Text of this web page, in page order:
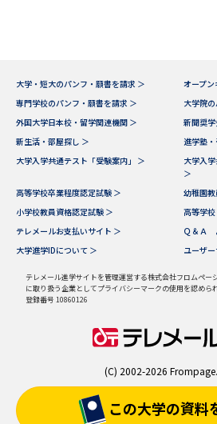
この大学の資料
大学・短大のパンフ・願書を請求 ＞
オープ
専門学校のパンフ・願書を請求 ＞
大学院
外国大学日本校・留学関連機関 ＞
新聞奨
新生活・部屋探し ＞
進学塾
大学入学共通テスト「受験案内」 ＞
大学入
＞
高等学校卒業程度認定試験 ＞
幼稚園
小学校教員資格認定試験 ＞
高等学
テレメールお支払いサイト ＞
Ｑ＆Ａ
大学進学IDについて ＞
ユーザ
テレメール進学サイトを管理運営する株式会社フロムペー
に取り扱う企業としてプライバシーマークの使用を認めら
登録番号 10860126
(C) 2002-2026